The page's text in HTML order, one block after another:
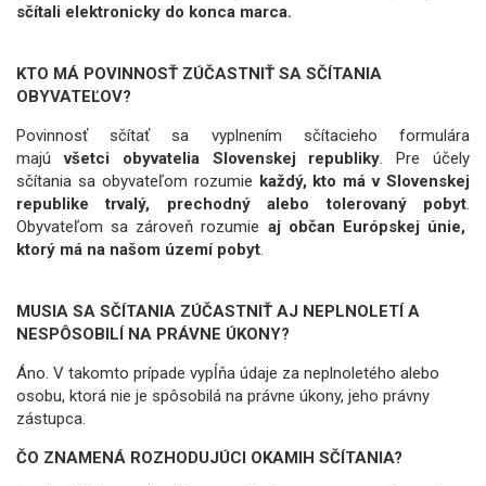
sčítali elektronicky do konca marca.
KTO MÁ POVINNOSŤ ZÚČASTNIŤ SA SČÍTANIA
OBYVATEĽOV?
Povinnosť sčítať sa vyplnením sčítacieho formulára
majúvšetci obyvatelia Slovenskej republiky. Pre účely
sčítania sa obyvateľom rozumie každý, kto má v Slovenskej
republike trvalý, prechodný alebo tolerovaný pobyt.
Obyvateľom sa zároveň rozumie aj občan Európskej únie,
ktorý má na našom území pobyt.
MUSIA SA SČÍTANIA ZÚČASTNIŤ AJ NEPLNOLETÍ A
NESPÔSOBILÍ NA PRÁVNE ÚKONY?
Áno. V takomto prípade vypĺňa údaje za neplnoletého alebo
osobu, ktorá nie je spôsobilá na právne úkony, jeho právny
zástupca.
ČO ZNAMENÁ ROZHODUJÚCI OKAMIH SČÍTANIA?